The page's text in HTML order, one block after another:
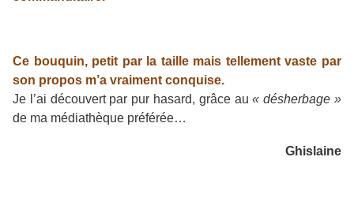
Ce bouquin, petit par la taille mais tellement vaste par
son propos m’a vraiment conquise.
Je l’ai découvert par pur hasard, grâce au« désherbage »
de ma médiathèque préférée…
Ghislaine